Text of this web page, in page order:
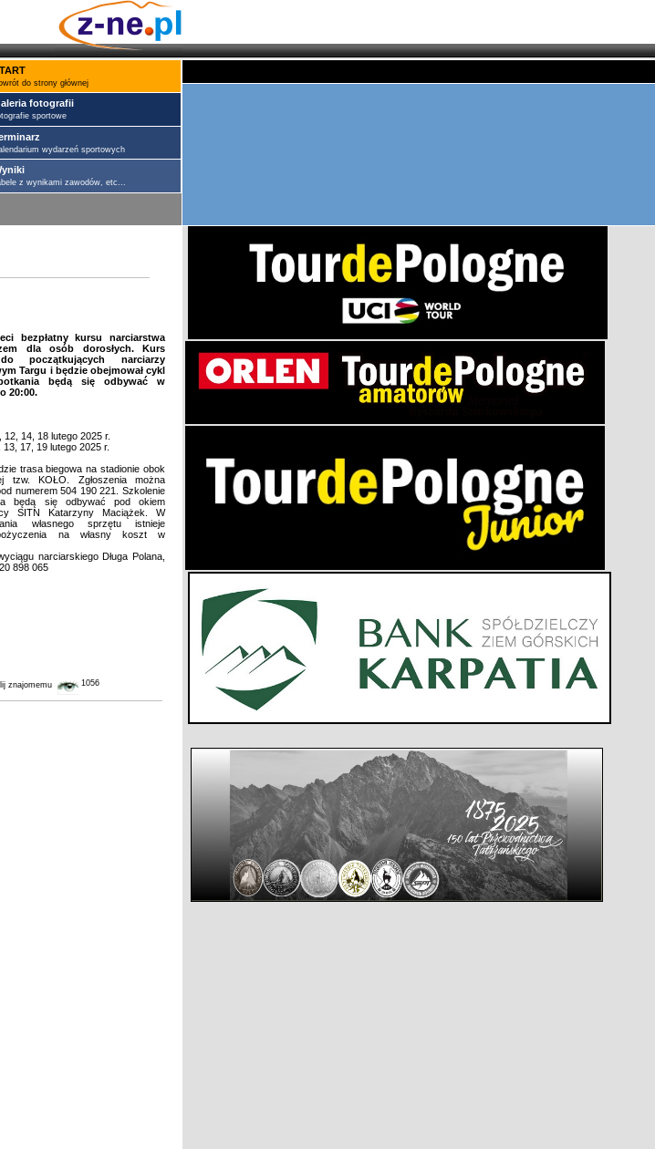
do strony głównej
fotografii
sportowe
wydarzeń sportowych
z wynikami zawodów, etc...
bezpłatny kursu narciarstwa
dla osób dorosłych. Kurs
początkujących narciarzy
Targu i będzie obejmował cykl
będą się odbywać w
20:00.
14, 18 lutego 2025 r.
17, 19 lutego 2025 r.
trasa biegowa na stadionie obok
tzw. KOŁO. Zgłoszenia można
numerem 504 190 221. Szkolenie
będą się odbywać pod okiem
SITN Katarzyny Maciążek. W
własnego sprzętu istnieje
na własny koszt w
narciarskiego Długa Polana,
898 065
znajomemu 1056